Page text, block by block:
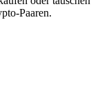
Paaren.